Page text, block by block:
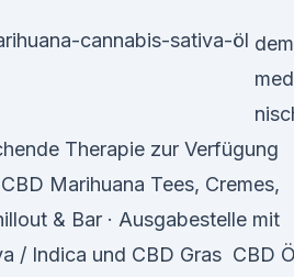
dem
Therapie zur Verfügung
Marihuana Tees, Cremes,
& Bar · Ausgabestelle mit
/ Indica und CBD Gras CBD